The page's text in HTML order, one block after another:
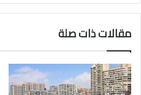
مقالات ذات صلة